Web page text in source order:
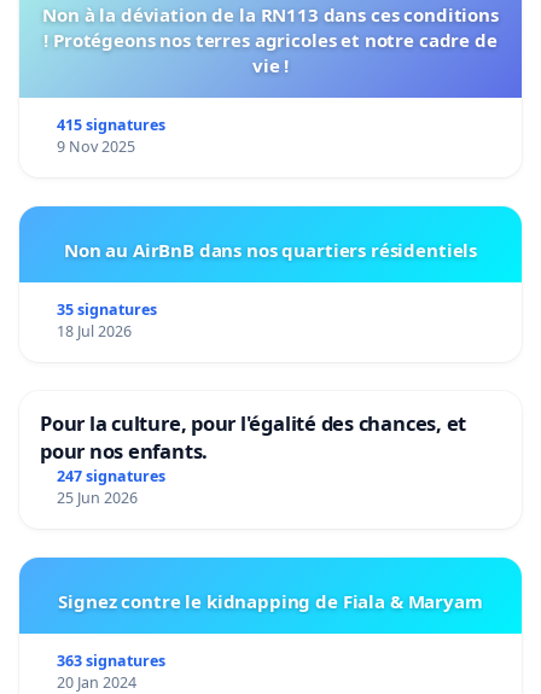
Non à la déviation de la RN113 dans ces conditions
! Protégeons nos terres agricoles et notre cadre de
vie !
415 signatures
9 Nov 2025
Non au AirBnB dans nos quartiers résidentiels
35 signatures
18 Jul 2026
Pour la culture, pour l'égalité des chances, et
pour nos enfants.
247 signatures
25 Jun 2026
Signez contre le kidnapping de Fiala & Maryam
363 signatures
20 Jan 2024